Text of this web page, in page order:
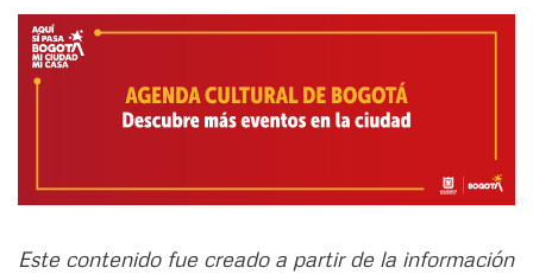
Este contenido fue creado a partir de la información